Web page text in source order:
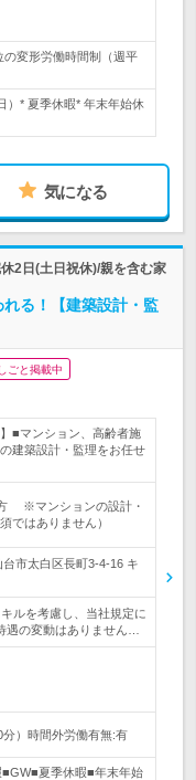
変形労働時間制（週平
）* 夏季休暇* 年末年始休
気になる
2日(土日祝休)/親を含む家
る！【建築設計・監
ごと掲載中
■マンション、高齢者施
建築設計・監理をお任せ
方 ※マンションの設計・
ではありません）
台市太白区長町3-4-16 キ
ルを考慮し、当社規定に
の変動はありません…
）時間外労働有無:有
夏季休暇■年末年始